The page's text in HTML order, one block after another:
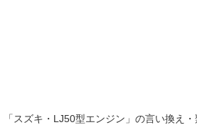
「 スズキ・LJ50型エンジン 」の言い換え